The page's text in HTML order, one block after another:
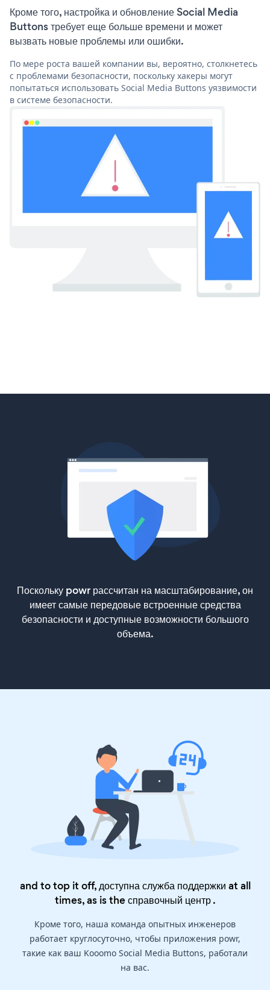
Кроме того, настройка и обновление Social Media
Buttons требует еще больше времени и может
вызвать новые проблемы или ошибки.
По мере роста вашей компании вы, вероятно, столкнетесь
с проблемами безопасности, поскольку хакеры могут
попытаться использовать Social Media Buttons уязвимости
в системе безопасности.
Поскольку powr рассчитан на масштабирование, он
имеет самые передовые встроенные средства
безопасности и доступные возможности большого
объема.
and to top it off, доступна служба поддержки at all
times, as is theсправочный центр.
Кроме того, наша команда опытных инженеров
работает круглосуточно, чтобы приложения powr,
такие как ваш Kooomo Social Media Buttons, работали
на вас.